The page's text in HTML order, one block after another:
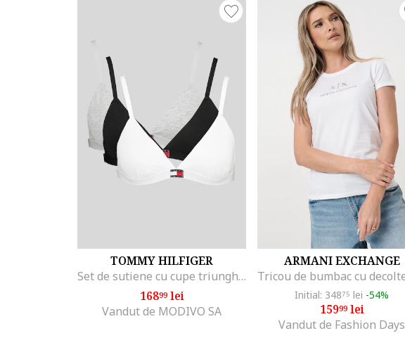
TOMMY HILFIGER
Set de sutiene cu cupe triunghiulare si detaliu logo - 3 perechi, Alb/Negru/Gri melange
16899lei
Vandut de MODIVO SA
ARMANI EXCHANGE
Initial: 34875 lei -54%
15999lei
Vandut de Fashion Days